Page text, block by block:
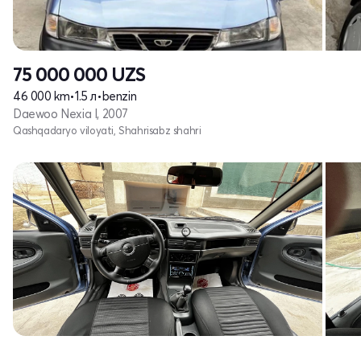
75 000 000 UZS
46 000 km•1.5 л•benzin
Daewoo Nexia I, 2007
Qashqadaryo viloyati, Shahrisabz shahri